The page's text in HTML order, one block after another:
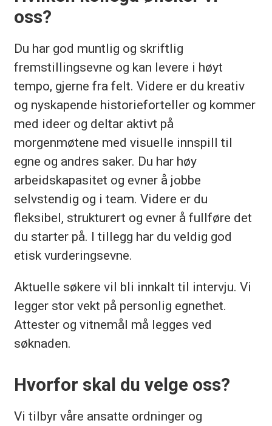
oss?
Du har god muntlig og skriftlig
fremstillingsevne og kan levere i høyt
tempo, gjerne fra felt. Videre er du kreativ
og nyskapende historieforteller og kommer
med ideer og deltar aktivt på
morgenmøtene med visuelle innspill til
egne og andres saker. Du har høy
arbeidskapasitet og evner å jobbe
selvstendig og i team. Videre er du
fleksibel, strukturert og evner å fullføre det
du starter på. I tillegg har du veldig god
etisk vurderingsevne.
Aktuelle søkere vil bli innkalt til intervju. Vi
legger stor vekt på personlig egnethet.
Attester og vitnemål må legges ved
søknaden.
Hvorfor skal du velge oss?
Vi tilbyr våre ansatte ordninger og